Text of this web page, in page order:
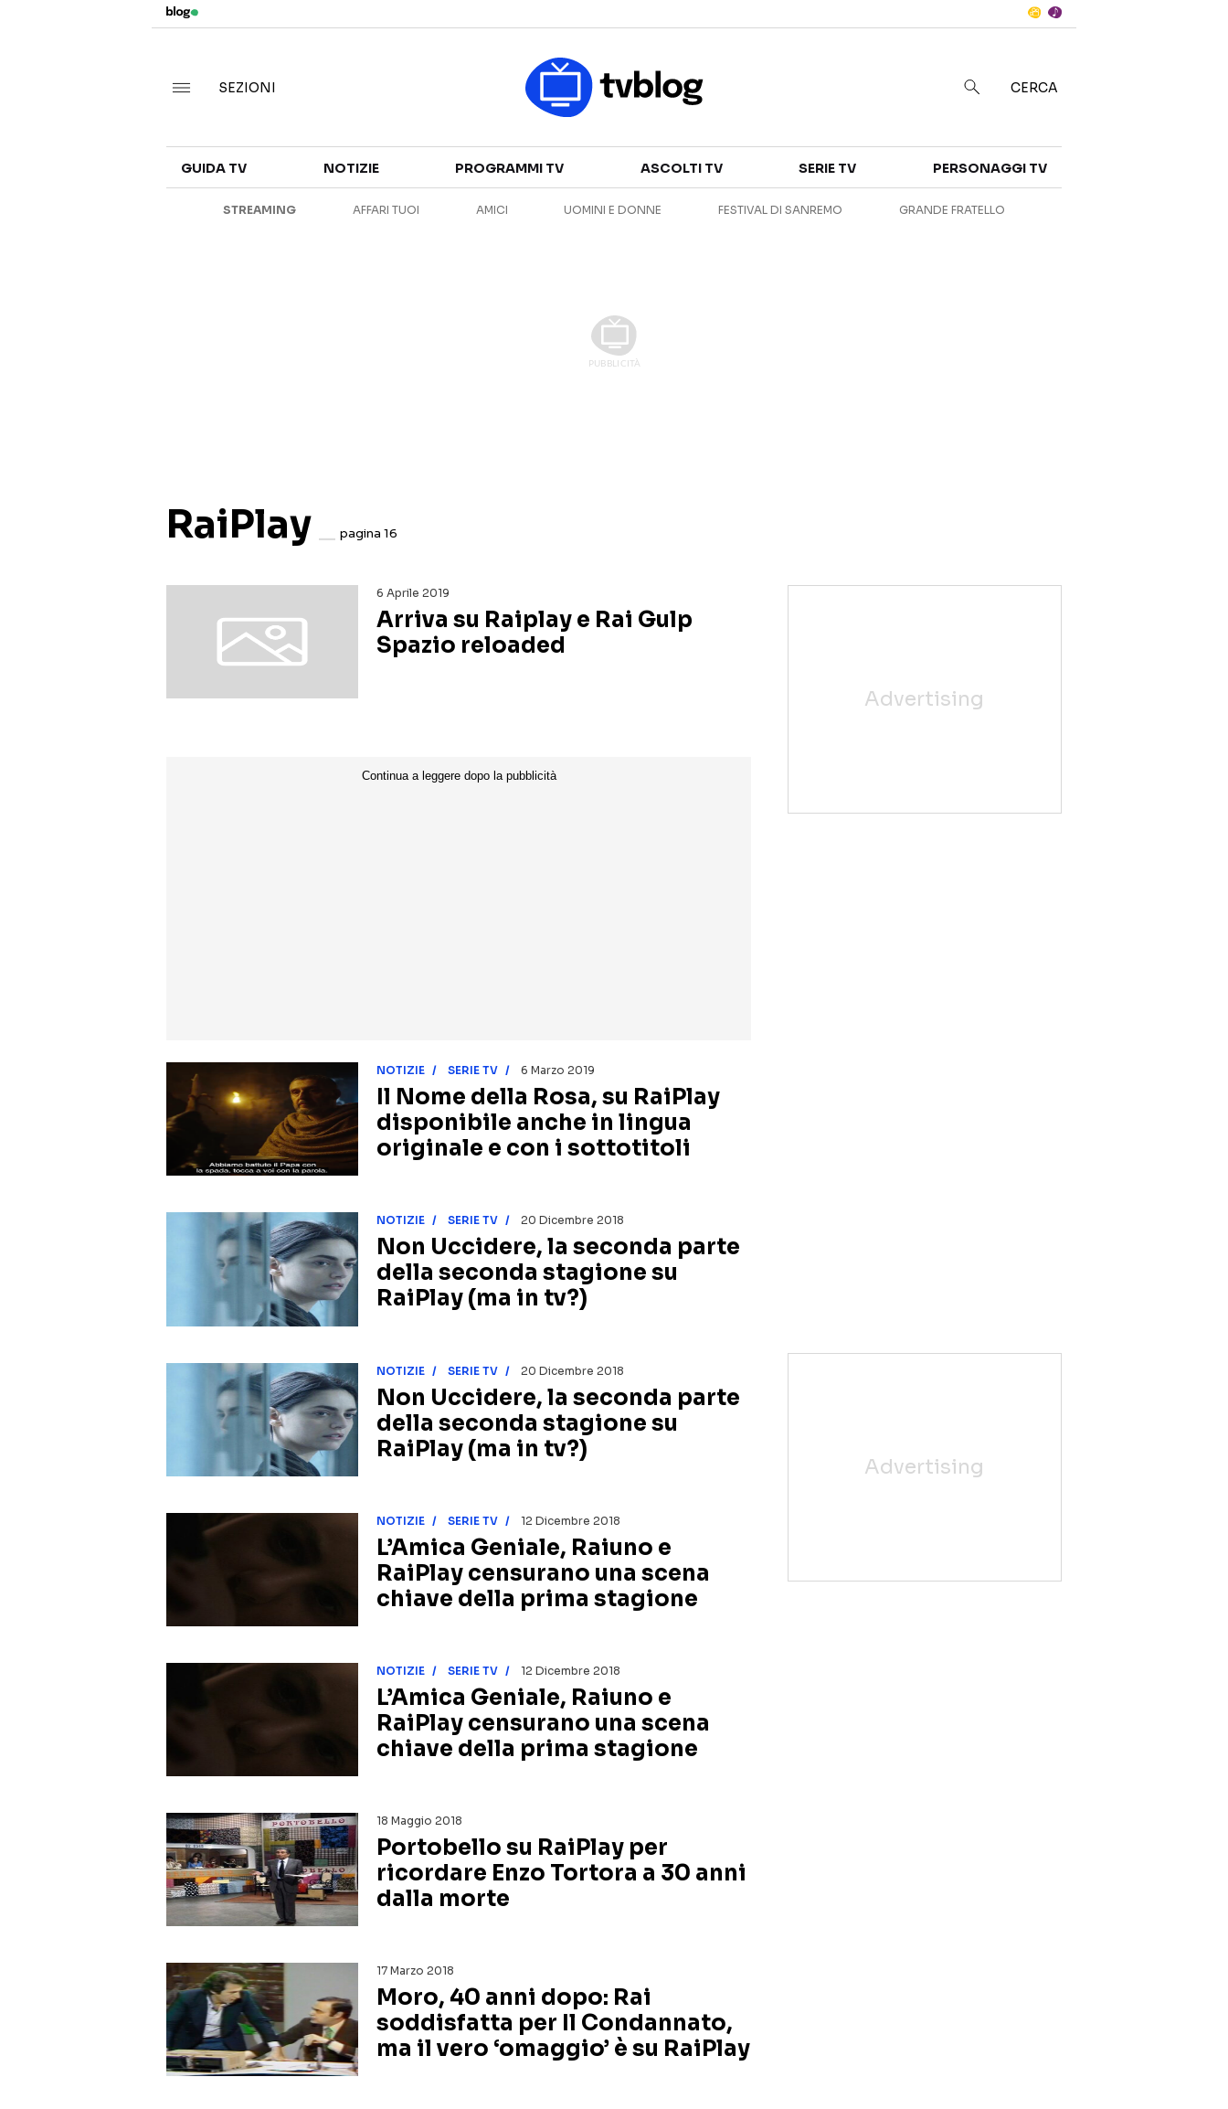
CANALI TV
SERIE TV
ANTEPRIME
SEZIONI CERCA
GUIDA TV NOTIZIE PROGRAMMI TV ASCOLTI TV SERIE TV PERSONAGGI TV
STREAMING AFFARI TUOI AMICI UOMINI E DONNE FESTIVAL DI SANREMO GRANDE FRATELLO
RaiPlay pagina 16
6 Aprile 2019
Arriva su Raiplay e Rai Gulp
Spazio reloaded
NOTIZIE SERIE TV 6 Marzo 2019
Il Nome della Rosa, su RaiPlay
disponibile anche in lingua
originale e con i sottotitoli
NOTIZIE SERIE TV 20 Dicembre 2018
Non Uccidere, la seconda parte
della seconda stagione su
RaiPlay (ma in tv?)
NOTIZIE SERIE TV 20 Dicembre 2018
Non Uccidere, la seconda parte
della seconda stagione su
RaiPlay (ma in tv?)
NOTIZIE SERIE TV 12 Dicembre 2018
L’Amica Geniale, Raiuno e
RaiPlay censurano una scena
chiave della prima stagione
NOTIZIE SERIE TV 12 Dicembre 2018
L’Amica Geniale, Raiuno e
RaiPlay censurano una scena
chiave della prima stagione
18 Maggio 2018
Portobello su RaiPlay per
ricordare Enzo Tortora a 30 anni
dalla morte
17 Marzo 2018
Moro, 40 anni dopo: Rai
soddisfatta per Il Condannato,
ma il vero ‘omaggio’ è su RaiPlay